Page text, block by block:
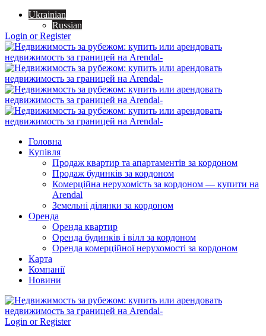
Ukrainian
Russian
Login or Register
Головна
Купівля
Продаж квартир та апартаментів за кордоном
Продаж будинків за кордоном
Комерційна нерухомість за кордоном — купити на
Arendal
Земельні ділянки за кордоном
Оренда
Оренда квартир
Оренда будинків і вілл за кордоном
Оренда комерційної нерухомості за кордоном
Карта
Компанії
Новини
Login or Register